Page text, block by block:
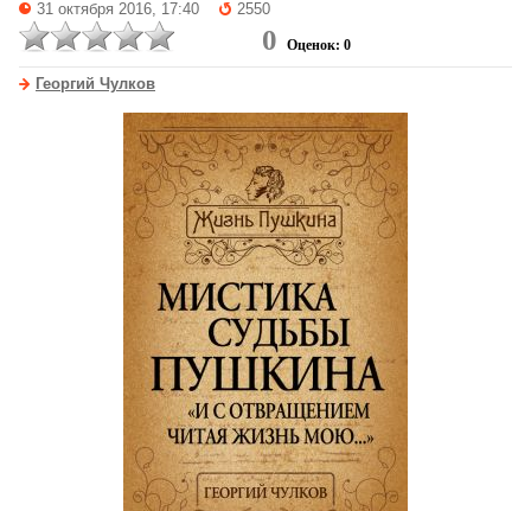
31 октября 2016, 17:40 2550
0 Оценок: 0
Георгий Чулков